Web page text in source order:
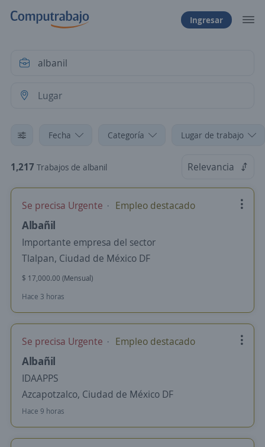
Ingresar
Fecha Categoría Lugar de trabajo
1,217 Trabajos de albanil Relevancia
Se precisa Urgente Empleo destacado
Albañil
Importante empresa del sector
Tlalpan, Ciudad de México DF
$ 17,000.00 (Mensual)
Hace 3 horas
Se precisa Urgente Empleo destacado
Albañil
IDAAPPS
Azcapotzalco, Ciudad de México DF
Hace 9 horas